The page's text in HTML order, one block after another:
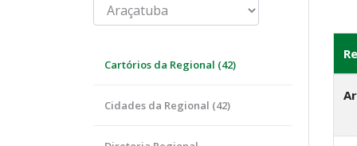
Cartórios da Regional (42)
Cidades da Regional (42)